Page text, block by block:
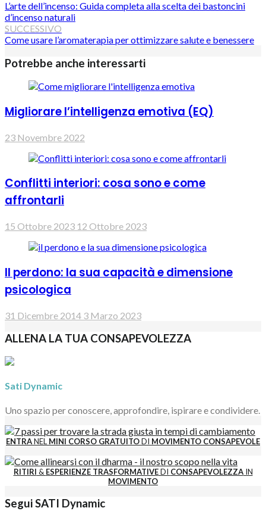
L’arte dell’incenso: Guida completa alla scelta dei bastoncini
d’incenso naturali
SUCCESSIVO
Come usare l’aromaterapia per ottimizzare salute e benessere
Potrebbe anche interessarti
Migliorare l’intelligenza emotiva (EQ)
23 Novembre 2022
Conflitti interiori: cosa sono e come
affrontarli
15 Ottobre 2023 12 Ottobre 2023
Il perdono: la sua capacità e dimensione
psicologica
31 Dicembre 2014 3 Marzo 2023
ALLENA LA TUA CONSAPEVOLEZZA
Sati Dynamic
Uno spazio per conoscere, approfondire, ispirare e condividere.
ENTRANEL MINI CORSO GRATUITODI MOVIMENTO CONSAPEVOLE
RITIRI & ESPERIENZE TRASFORMATIVEDI CONSAPEVOLEZZAIN
MOVIMENTO
Segui SATI Dynamic